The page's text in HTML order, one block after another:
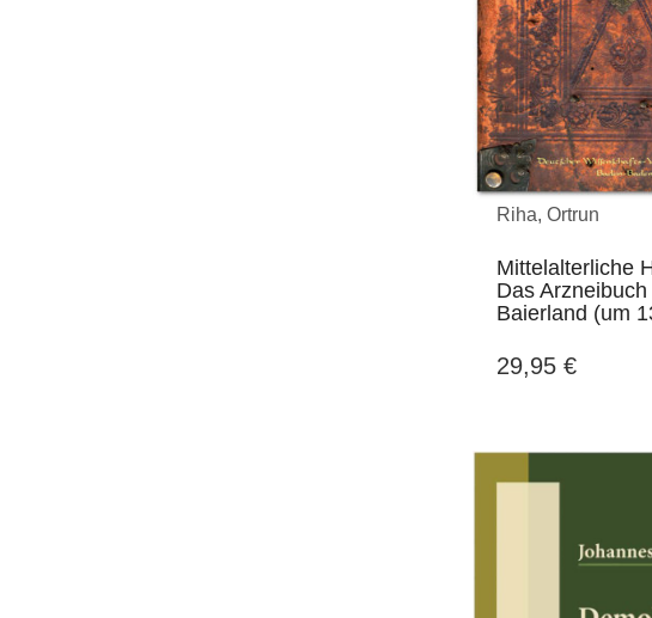
Riha, Ortrun
Mittelalterliche
Das
Baierland (um
29,95 €